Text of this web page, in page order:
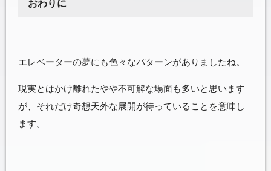
おわりに
エレベーターの夢にも色々なパターンがありましたね。
現実とはかけ離れたやや不可解な場面も多いと思います
が、それだけ奇想天外な展開が待っていることを意味し
ます。